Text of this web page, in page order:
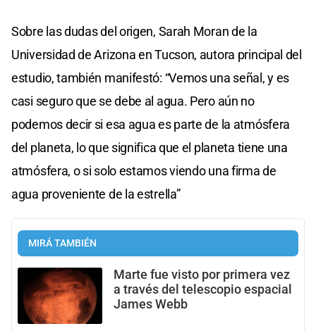
Sobre las dudas del origen, Sarah Moran de la
Universidad de Arizona en Tucson, autora principal del
estudio, también manifestó: “Vemos una señal, y es
casi seguro que se debe al agua. Pero aún no
podemos decir si esa agua es parte de la atmósfera
del planeta, lo que significa que el planeta tiene una
atmósfera, o si solo estamos viendo una firma de
agua proveniente de la estrella”
MIRÁ TAMBIÉN
Marte fue visto por primera vez
a través del telescopio espacial
James Webb